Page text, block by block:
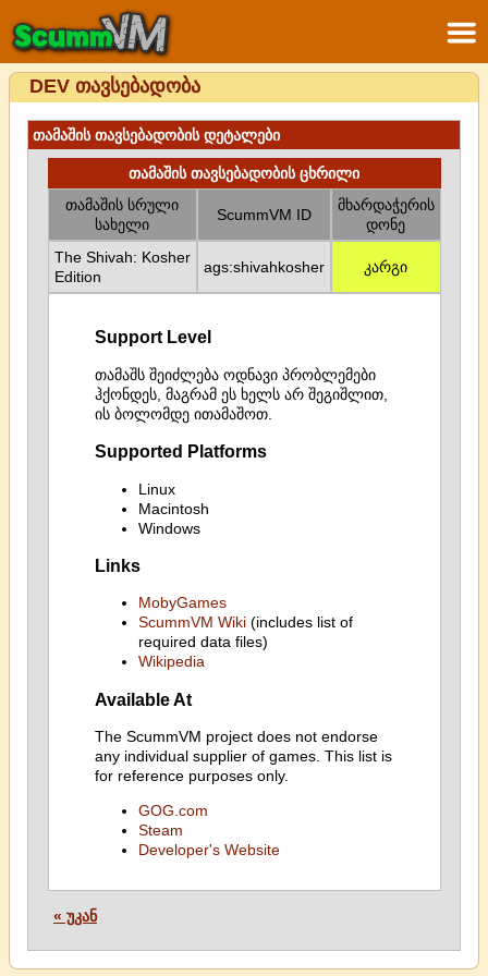
DEV თავსებადობა
თამაშის თავსებადობის დეტალები
თამაშის თავსებადობის ცხრილი
თამაშის სრული
სახელი
ScummVM ID
მხარდაჭერის
დონე
The Shivah: Kosher
Edition
ags:shivahkosher კარგი
Support Level
თამაშს შეიძლება ოდნავი პრობლემები
ჰქონდეს, მაგრამ ეს ხელს არ შეგიშლით,
ის ბოლომდე ითამაშოთ.
Supported Platforms
Linux
Macintosh
Windows
Links
MobyGames
ScummVM Wiki(includes list of
required data files)
Wikipedia
Available At
The ScummVM project does not endorse
any individual supplier of games. This list is
for reference purposes only.
GOG.com
Steam
Developer's Website
« უკან